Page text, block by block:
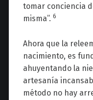
tomar conciencia
misma”. 6
Ahora que la
nacimiento, es
ahuyentando la
artesanía
método no hay